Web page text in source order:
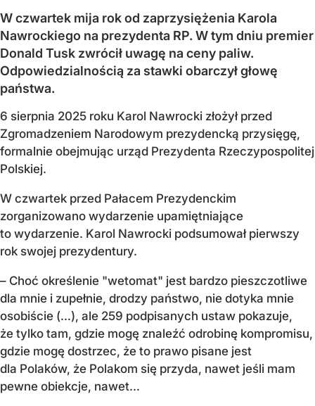
W czwartek mija rok od zaprzysiężenia Karola
Nawrockiego na prezydenta RP. W tym dniu premier
Donald Tusk zwrócił uwagę na ceny paliw.
Odpowiedzialnością za stawki obarczył głowę
państwa.
6 sierpnia 2025 roku Karol Nawrocki złożył przed
Zgromadzeniem Narodowym prezydencką przysięgę,
formalnie obejmując urząd Prezydenta Rzeczypospolitej
Polskiej.
W czwartek przed Pałacem Prezydenckim
zorganizowano wydarzenie upamiętniające
to wydarzenie. Karol Nawrocki podsumował pierwszy
rok swojej prezydentury.
– Choć określenie "wetomat" jest bardzo pieszczotliwe
dla mnie i zupełnie, drodzy państwo, nie dotyka mnie
osobiście (…), ale 259 podpisanych ustaw pokazuje,
że tylko tam, gdzie mogę znaleźć odrobinę kompromisu,
gdzie mogę dostrzec, że to prawo pisane jest
dla Polaków, że Polakom się przyda, nawet jeśli mam
pewne obiekcje, nawet...